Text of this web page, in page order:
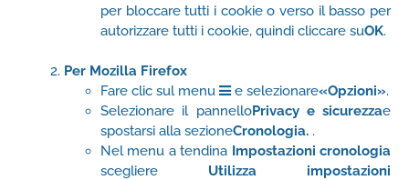
per bloccare tutti i cookie o verso il basso per
autorizzare tutti i cookie, quindi cliccare suOK.
Per Mozilla Firefox
Fare clic sul menu
e selezionare«Opzioni».
Selezionare il pannelloPrivacy e sicurezzae
spostarsi alla sezioneCronologia. .
Nel menu a tendina Impostazioni cronologia
scegliere Utilizza impostazioni